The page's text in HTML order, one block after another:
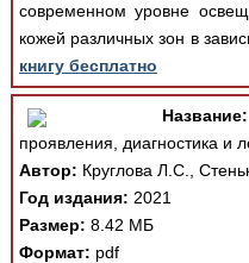
современном уровне
кожей различных зон в
книгу бесплатно
Название:
проявления, диагностика и
Автор: Круглова Л.С.,
Год издания: 2021
Размер: 8.42 МБ
Формат: pdf